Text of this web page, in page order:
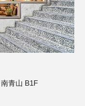
青山 B1F